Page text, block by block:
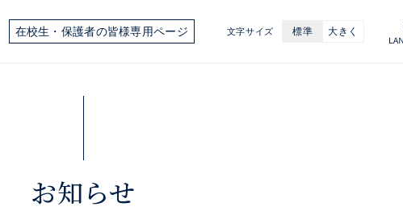
在校生・保護者の皆様専用ページ 文字サイズ 標準 大きく
お知らせ